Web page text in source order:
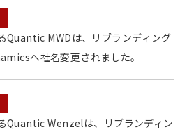
Quantic MWDは、リブランディング
へ社名変更されました。
Quantic Wenzelは、リブランディン